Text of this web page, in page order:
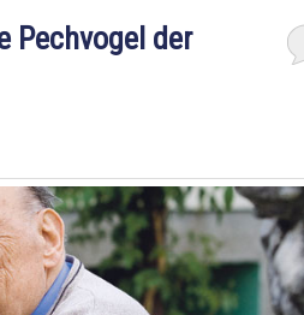
Pechvogel der